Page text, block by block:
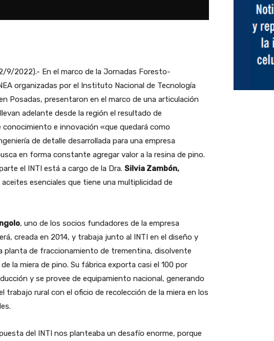
9/2022).- En el marco de la Jornadas Foresto-
organizadas por el Instituto Nacional de Tecnología
Posadas, presentaron en el marco de una articulación
adelante desde la región el resultado de
e innovación «que quedará como
de detalle desarrollada para una empresa
en forma constante agregar valor a la resina de pino.
el INTI está a cargo de la Dra. Silvia Zambón,
aceites esenciales que tiene una multiplicidad de
, uno de los socios fundadores de la empresa
creada en 2014, y trabaja junto al INTI en el diseño y
planta de fraccionamiento de trementina, disolvente
la miera de pino. Su fábrica exporta casi el 100 por
y se provee de equipamiento nacional, generando
trabajo rural con el oficio de recolección de la miera en los
del INTI nos planteaba un desafío enorme, porque